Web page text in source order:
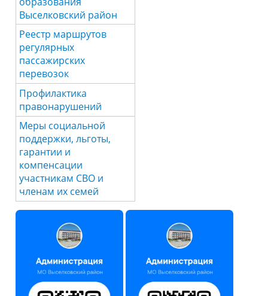
Выселковский район
Реестр маршрутов
регулярных
пассажирских
перевозок
Профилактика
правонарушений
Меры социальной
поддержки, льготы,
гарантии и
компенсации
участникам СВО и
членам их семей